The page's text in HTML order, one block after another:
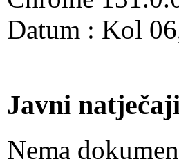
Datum : Kol
Javni
Nema